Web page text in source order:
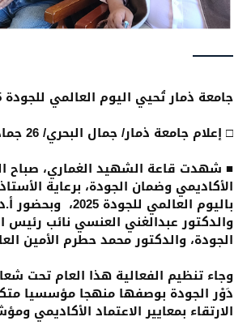
جامعة ذمار تُحيي اليوم العالمي للجودة 2025 بفعالية تعزّز ثقافة الجودة في البيئة الجامعية
□ إعلام جامعة ذمار/ جمال البحري/ 26 جمادى الآخرة 1447، الموافق 17 نوفمبر 2025
■ شهدت قاعة الشهيد الغماري، صباح
الأكاديمي وضمان الجودة، برعاية
باليوم العالمي
والدكتور عبدالغني العنسي نائب رئيس
الجودة، والدكتور محمد حطرم الأمين
وجاء تنظيم الفعالية هذا العام تحت
دَوْر الجودة بوصفها منهجا مؤسسيا
الارتقاء بمعايير الاعتماد الأكاديمي